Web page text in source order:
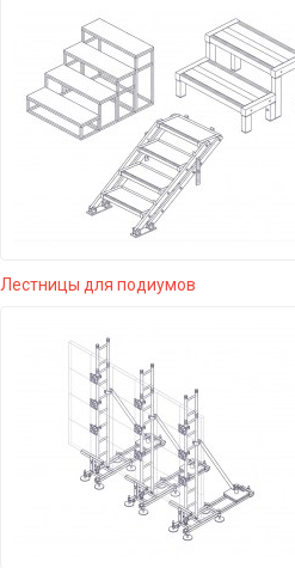
Лестницы для подиумов